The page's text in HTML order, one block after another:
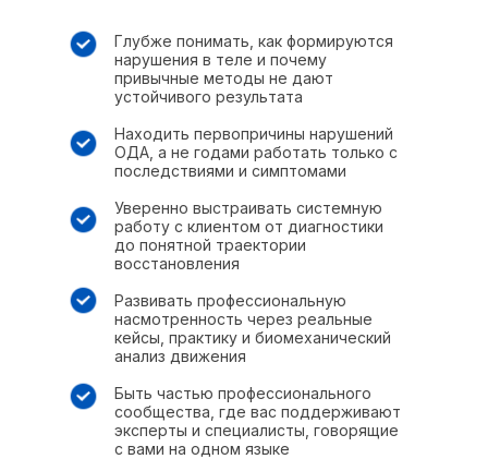
Глубже понимать, как формируются
нарушения в теле и почему
привычные методы не дают
устойчивого результата
Находить первопричины нарушений
ОДА, а не годами работать только с
последствиями и симптомами
Уверенно выстраивать системную
работу с клиентом от диагностики
до понятной траектории
восстановления
Развивать профессиональную
насмотренность через реальные
кейсы, практику и биомеханический
анализ движения
Быть частью профессионального
сообщества, где вас поддерживают
эксперты и специалисты, говорящие
с вами на одном языке